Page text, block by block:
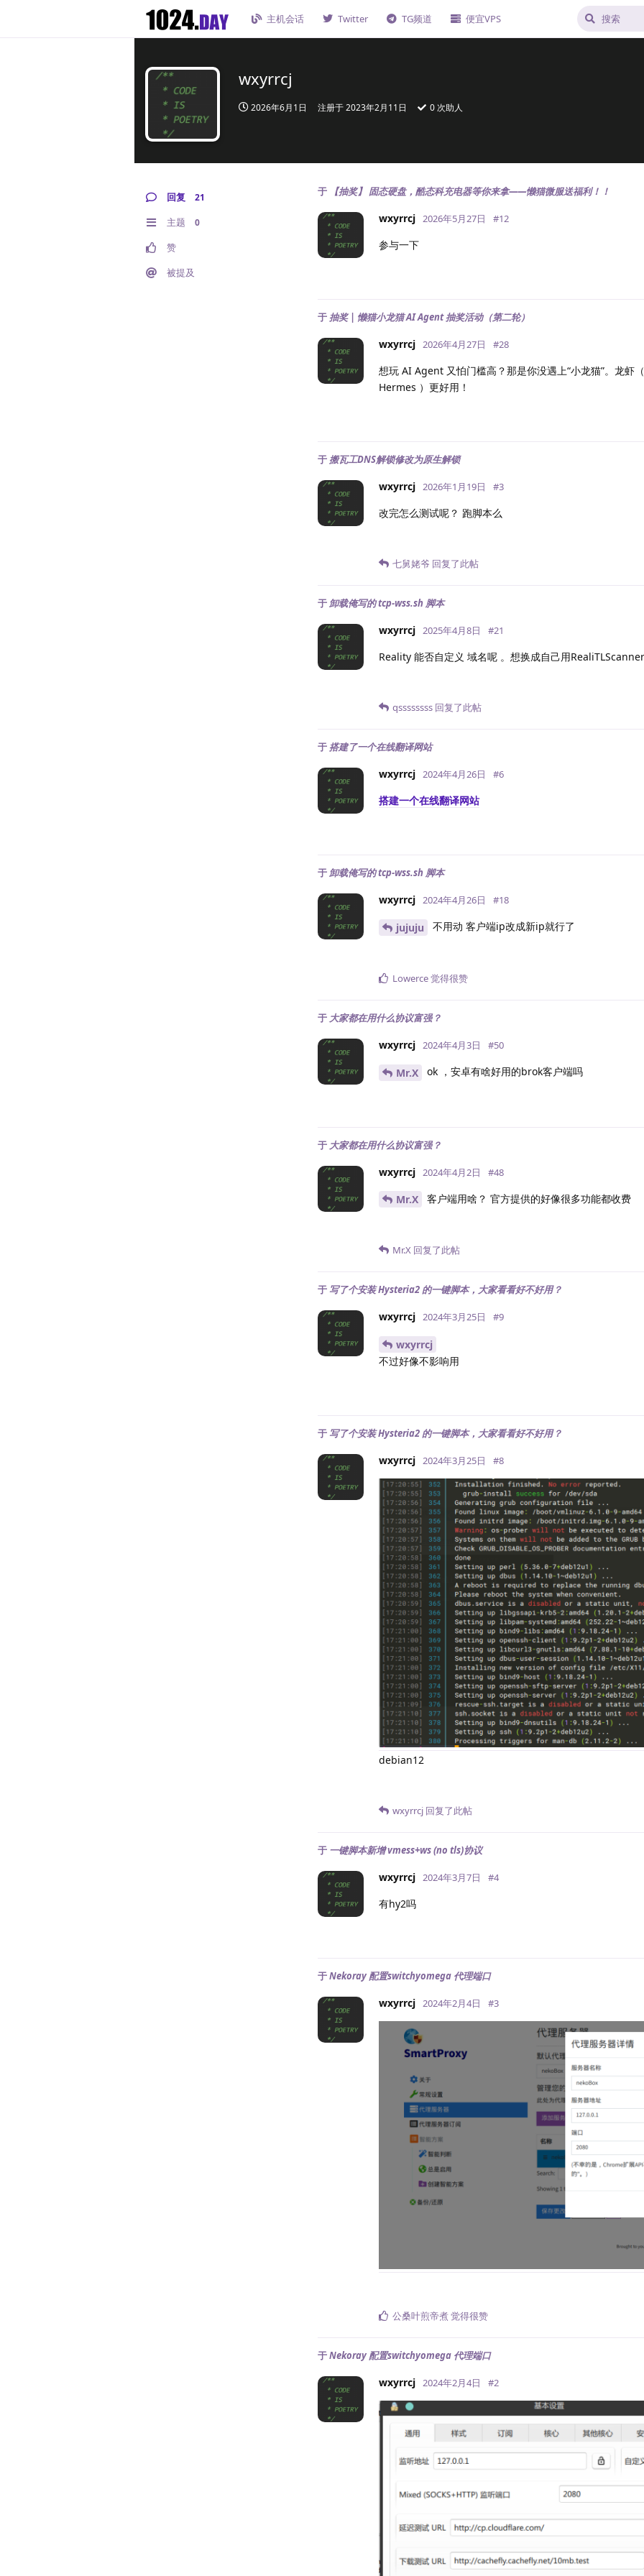
主机会话 Twitter TG频道 便宜VPS
wxyrrcj
2026年6月1日 注册于2023年2月11日 0 次助人
回复 21
主题 0
赞
被提及
于 【抽奖】 固态硬盘，酷态科充电器等你来拿——懒猫微服送福利！！
wxyrrcj 2026年5月27日 #12
参与一下
于 抽奖 | 懒猫小龙猫 AI Agent 抽奖活动（第二轮）
wxyrrcj 2026年4月27日 #28
想玩 AI Agent 又怕门槛高？那是你没遇上“小龙猫”。龙虾
Hermes ）更好用！
于 搬瓦工DNS解锁修改为原生解锁
wxyrrcj 2026年1月19日 #3
改完怎么测试呢？ 跑脚本么
七舅姥爷 回复了此帖
于卸载俺写的 tcp-wss.sh 脚本
wxyrrcj 2025年4月8日 #21
Reality 能否自定义 域名呢 。想换成自己用
qssssssss 回复了此帖
于 搭建了一个在线翻译网站
wxyrrcj 2024年4月26日 #6
搭建一个在线翻译网站
于卸载俺写的 tcp-wss.sh 脚本
wxyrrcj 2024年4月26日 #18
jujuju 不用动 客户端ip改成新ip就行了
Lowerce觉得很赞
于 大家都在用什么协议富强？
wxyrrcj 2024年4月3日 #50
Mr.X ok ，安卓有啥好用的brok客户端吗
于 大家都在用什么协议富强？
wxyrrcj 2024年4月2日 #48
Mr.X 客户端用啥？ 官方提供的好像很多功能都收费
Mr.X 回复了此帖
于写了个安装 Hysteria2 的一键脚本，大家看看好不好用？
wxyrrcj 2024年3月25日 #9
wxyrrcj
不过好像不影响用
于写了个安装 Hysteria2 的一键脚本，大家看看好不好用？
wxyrrcj 2024年3月25日 #8
debian12
wxyrrcj 回复了此帖
于 一键脚本新增 vmess+ws (no tls)协议
wxyrrcj 2024年3月7日 #4
有hy2吗
于Nekoray 配置switchyomega 代理端口
wxyrrcj 2024年2月4日 #3
公桑叶煎帝煮觉得很赞
于Nekoray 配置switchyomega 代理端口
wxyrrcj 2024年2月4日 #2